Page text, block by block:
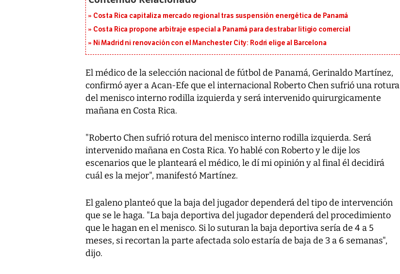
Costa Rica capitaliza mercado regional tras suspensión energética de Panamá
Costa Rica propone arbitraje especial a Panamá para destrabar litigio comercial
Ni Madrid ni renovación con el Manchester City: Rodri elige al Barcelona
El médico de la selección nacional de fútbol de Panamá, Gerinaldo Martínez,
confirmó ayer a Acan-Efe que el internacional Roberto Chen sufrió una rotura
del menisco interno rodilla izquierda y será intervenido quirurgicamente
mañana en Costa Rica.
"Roberto Chen sufrió rotura del menisco interno rodilla izquierda. Será
intervenido mañana en Costa Rica. Yo hablé con Roberto y le dije los
escenarios que le planteará el médico, le dí mi opinión y al final él decidirá
cuál es la mejor", manifestó Martínez.
El galeno planteó que la baja del jugador dependerá del tipo de intervención
que se le haga. "La baja deportiva del jugador dependerá del procedimiento
que le hagan en el menisco. Si lo suturan la baja deportiva sería de 4 a 5
meses, si recortan la parte afectada solo estaría de baja de 3 a 6 semanas",
dijo.
emergencia de gran...